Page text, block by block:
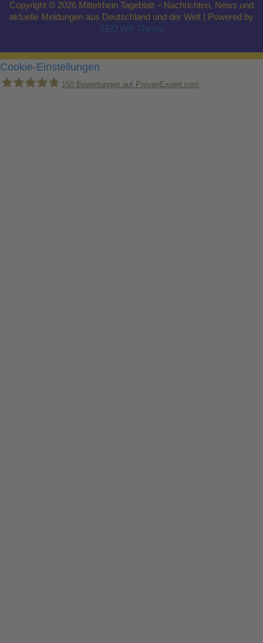
Copyright © 2026 Mittelrhein Tageblatt – Nachrichten, News und
aktuelle Meldungen aus Deutschland und der Welt | Powered by
SEO WP Theme
Cookie-Einstellungen
150 Bewertungen auf ProvenExpert.com